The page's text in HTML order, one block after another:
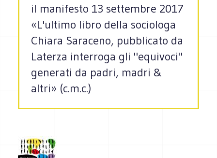
il manifesto 13 settembre 2017
«L'ultimo libro della sociologa
Chiara Saraceno, pubblicato da
Laterza interroga gli "equivoci"
generati da padri, madri &
altri» (c.m.c.)